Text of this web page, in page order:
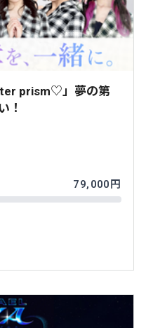
prism♡」夢の第
！
79,000円